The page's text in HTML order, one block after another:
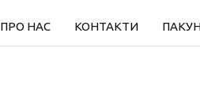
ПРО НАС КОНТАКТИ